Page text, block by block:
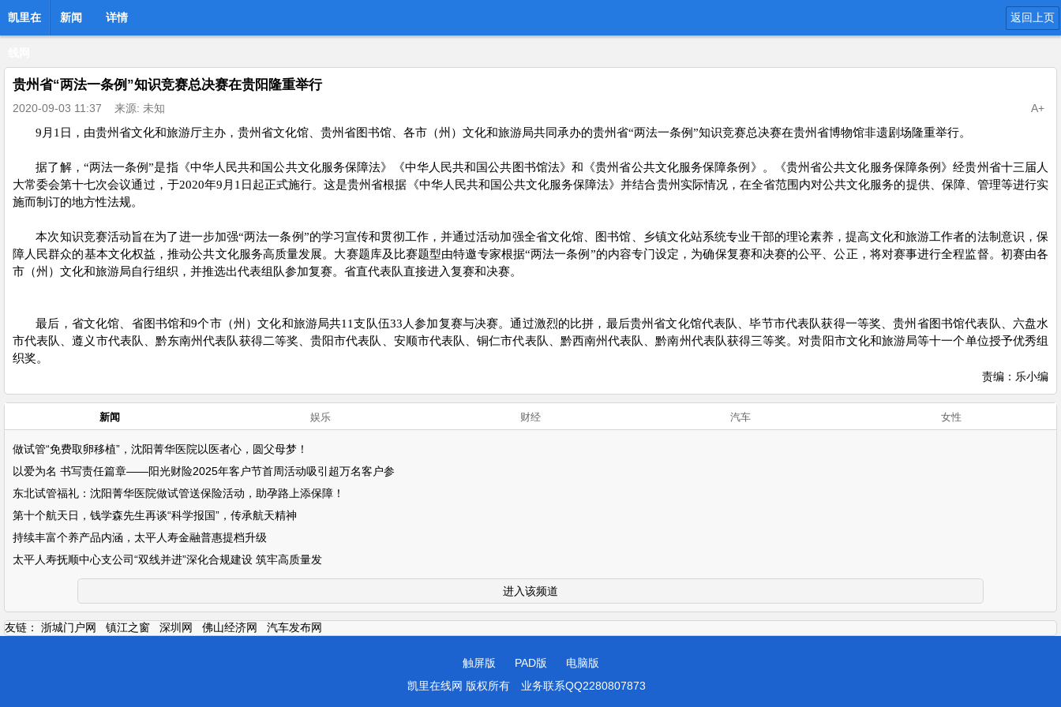
凯里在 新闻 详情 返回上页
贵州省“两法一条例”知识竞赛总决赛在贵阳隆重举行
2020-09-03 11:37 来源: 未知
A+
9 月 1 日， 由贵州省文化和旅游厅主办，贵州省文化馆 、贵州省图书馆 、各市（州）文化和旅游局共同承办的贵州省“两法一条例”知识竞赛总决赛在贵州省博物馆非遗剧场隆重举行。
据了解， “两法一条例”是指《中华人民共和国公共文化服务保障法》《中华人民共和国公共图书馆法》和《贵州省公共文化服务保障条例》 。 《贵州省公共文化服务保障条例》经贵州省十三届人
大常委会第十七次会议通过，于2020年9 月 1 日起正式施行。这是贵州省根据 《中华人民共和国公共文化服务保障法》并结合贵州实际情况，在全省范围内对公共文化服务的提供、保障、管理等进行实
施而制订的地方性法规。
本次知识竞赛活动旨在为了进一步加强“两法一条例”的学习宣传和贯彻工作， 并通过活动加强全省文化馆、图书馆、乡镇文化站系统专业干部的理论素养，提高文化和旅游工作者的法制意识，保
障人民群众的基本文化权益，推动公共文化服务高质量发展。大赛题库及比赛题型由特邀专家根据“两法一条例”的内容专门设定，为确保复赛和决赛的公平、公正， 将对赛事进行全程监督。 初赛由各
市（州）文化和旅游局自行组织，并推选出代表组队参加复赛。省直代表队直接进入复赛和决赛。
最后， 省文化馆、省图书馆和9个市（州 ）文化和旅游局共11支队伍33 人参加复赛与决赛。通过激烈的比拼， 最后贵州省文化馆代表队、毕节市代表队获得一等奖 、贵州省图书馆代表队、六盘水
市代表队、遵义市代表队、黔东南州代表队获得二等奖、贵阳市代表队、安顺市代表队、铜仁市代表队、黔西南州代表队、黔南州代表队获得三等奖。 对贵阳市文化和旅游局等十一个单位授予优秀组
织奖。
责编：乐小编
新闻 娱乐 财经 汽车 女性
做试管“免费取卵移植”，沈阳菁华医院以医者心，圆父母梦！
以爱为名 书写责任篇章——阳光财险2025年客户节首周活动吸引超万名客户参
东北试管福礼：沈阳菁华医院做试管送保险活动，助孕路上添保障！
第十个航天日，钱学森先生再谈“科学报国”，传承航天精神
持续丰富个养产品内涵，太平人寿金融普惠提档升级
太平人寿抚顺中心支公司“双线并进”深化合规建设 筑牢高质量发
进入该频道
友链： 浙城门户网 镇江之窗 深圳网 佛山经济网 汽车发布网
触屏版 PAD版
电脑版
凯里在线网 版权所有
业务联系QQ2280807873